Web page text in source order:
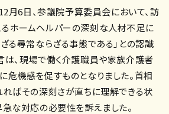
月6日、参議院予算委員会において、訪
ホームヘルパーの深刻な人材不足に
ざる尋常ならざる事態である」との認識
は、現場で働く介護職員や家族介護者
危機感を促すものとなりました。首相
ればその深刻さが直ちに理解できる状
急な対応の必要性を訴えました。